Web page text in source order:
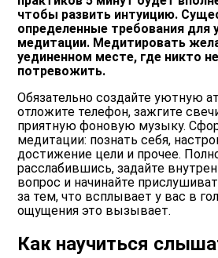
чтобы развить интуицию.
определенные требования для
медитации. Медитировать
уединенном месте, где никто
потревожить.
Обязательно создайте уютную
отложите телефон, зажгите
приятную фоновую музыку.
медитации: познать себя,
достижение цели и прочее.
расслабившись, задайте
вопрос и начинайте
за тем, что всплывает у вас в
ощущения это вызывает.
Как научиться